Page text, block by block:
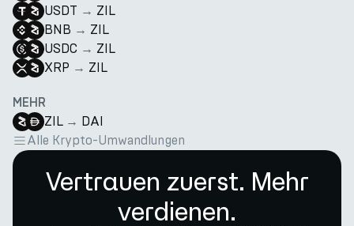
USDT → ZIL
BNB → ZIL
USDC → ZIL
XRP → ZIL
MEHR
ZIL → DAI
Alle Krypto-Umwandlungen
Vertrauen zuerst. Mehr
verdienen.